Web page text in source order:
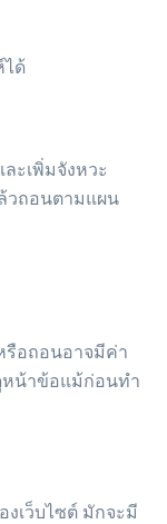
ได้
ะเพิ่มจังหวะ
ล้วถอนตามแผน
รือถอนอาจมีค่า
หน้าข้อแม้ก่อนทำ
งเว็บไซต์ มักจะมี